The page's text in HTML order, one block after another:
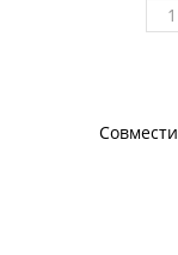
Konica Minolta